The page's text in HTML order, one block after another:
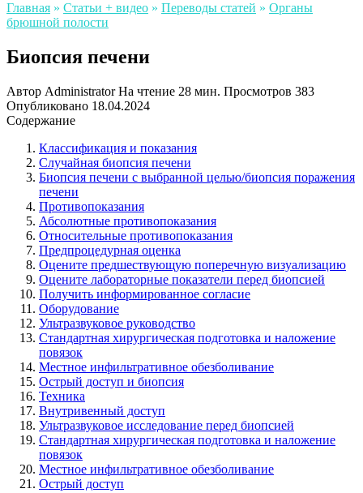
Главная » Статьи + видео » Переводы статей » Органы
брюшной полости
Биопсия печени
Автор Administrator На чтение 28 мин. Просмотров 383
Опубликовано 18.04.2024
Содержание
Классификация и показания
Случайная биопсия печени
Биопсия печени с выбранной целью/биопсия поражения
печени
Противопоказания
Абсолютные противопоказания
Относительные противопоказания
Предпроцедурная оценка
Оцените предшествующую поперечную визуализацию
Оцените лабораторные показатели перед биопсией
Получить информированное согласие
Оборудование
Ультразвуковое руководство
Стандартная хирургическая подготовка и наложение
повязок
Местное инфильтративное обезболивание
Острый доступ и биопсия
Техника
Внутривенный доступ
Ультразвуковое исследование перед биопсией
Стандартная хирургическая подготовка и наложение
повязок
Местное инфильтративное обезболивание
Острый доступ